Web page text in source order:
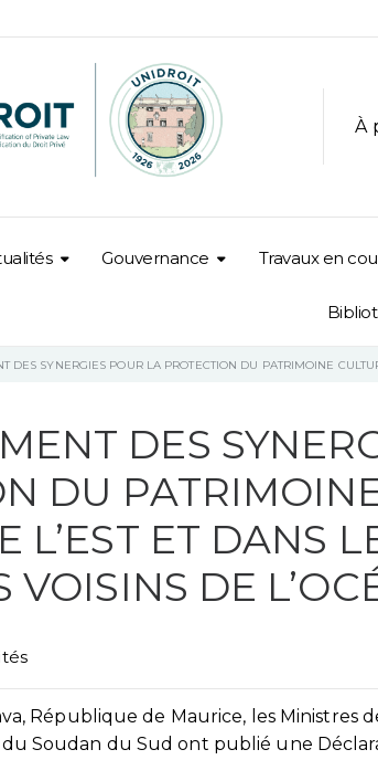
À
Gouvernance Travaux en
DES SYNERGIES POUR LA PROTECTION DU PATRIMOINE
DES
DU
L’EST ET DANS
VOISINS DE
République de Maurice, les Ministres
du Soudan du Sud ont publié une